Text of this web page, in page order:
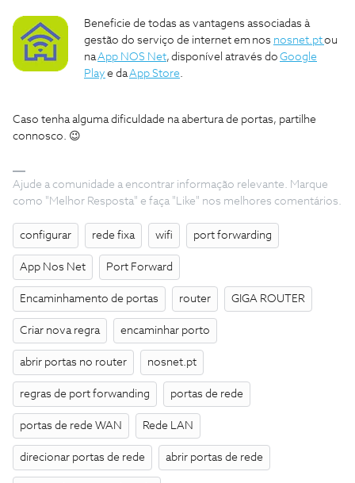
Beneficie de todas as vantagens associadas à
gestão do serviço de internet em nos nosnet.ptou
naApp NOS Net, disponível através do Google
Play e daApp Store.
Caso tenha alguma dificuldade na abertura de portas, partilhe
connosco. 😉
Ajude a comunidade a encontrar informação relevante. Marque
como "Melhor Resposta" e faça "Like" nos melhores comentários.
configurar rede fixa wifi port forwarding
App Nos Net Port Forward
Encaminhamento de portas router GIGA ROUTER
Criar nova regra encaminhar porto
abrir portas no router nosnet.pt
regras de port forwanding portas de rede
portas de rede WAN Rede LAN
direcionar portas de rede abrir portas de rede